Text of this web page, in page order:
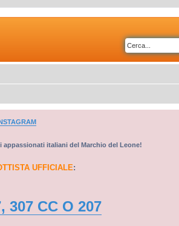
italiani del Marchio del Leone!
UFFICIALE:
307 CC O 207